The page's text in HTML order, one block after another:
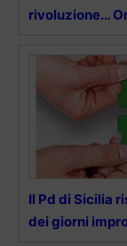
rivoluzione…
Il Pd di Sicilia
dei giorni